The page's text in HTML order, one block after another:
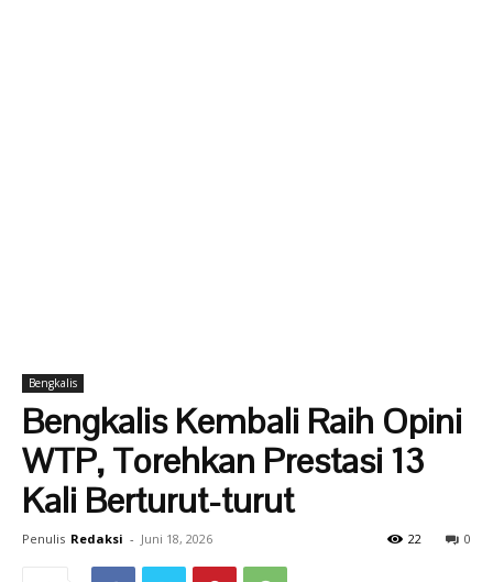
Bengkalis
Bengkalis Kembali Raih Opini
WTP, Torehkan Prestasi 13
Kali Berturut-turut
Penulis Redaksi - Juni 18, 2026 0
22